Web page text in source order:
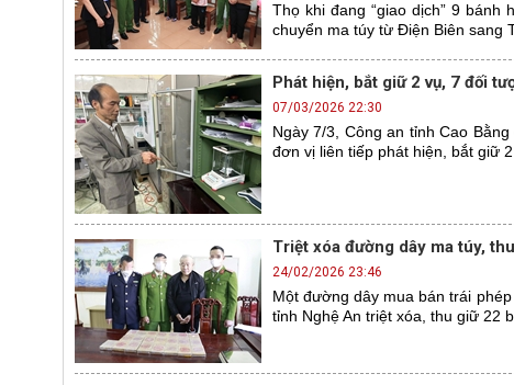
Thọ khi đang “giao dịch” 9
chuyển ma túy từ Điện Biên sang
Phát hiện, bắt giữ 2 vụ, 7 đối
07/03/2026 22:30
Ngày 7/3, Công an tỉnh Cao
đơn vị liên tiếp phát hiện, bắt giữ
Triệt xóa đường dây ma túy,
24/02/2026 23:46
Một đường dây mua bán trái
tỉnh Nghệ An triệt xóa, thu giữ 22